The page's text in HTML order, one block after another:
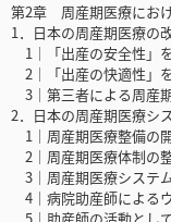
第2章 周産期医療にお
1．日本の周産期
1｜「出産の安全性
2｜「出産の快適性
3｜第三者による周産
2．日本の周産期医療
1｜周産期医療
2｜周産期医療
3｜周産期医療シ
4｜病院助産師に